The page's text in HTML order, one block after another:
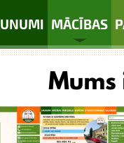
MĀCĪBAS